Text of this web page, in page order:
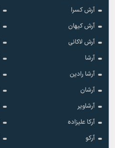
آرش کسرا
آرش کیهان
آرش لاکانی
آرشا
آرشا رادین
آرشان
آرشاویر
آرکا علیزاده
آرکو